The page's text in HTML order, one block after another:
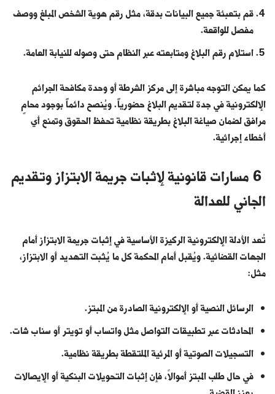
قم بتعبئة جميع البيانات بدقة، مثل رقم هوية الشخص المبلغ ووصف
مفصل للواقعة.
استلام رقم البلاغ ومتابعته عبر النظام حتى وصوله للنيابة العامة.
كما يمكن التوجه مباشرة إلى مركز الشرطة أو وحدة مكافحة الجرائم
الإلكترونية في جدة لتقديم البلاغ حضورياً. ويُنصح دائماً بوجود محامٍ
مرافق لضمان صياغة البلاغ بطريقة نظامية تحفظ الحقوق وتمنع أي
أخطاء إجرائية.
6 مسارات قانونية لإثبات جريمة الابتزاز وتقديم
الجاني للعدالة
تُعد الأدلة الإلكترونية الركيزة الأساسية في إثبات جريمة الابتزاز أمام
الجهات القضائية. ويُقبل أمام المحكمة كل ما يُثبت التهديد أو الابتزاز،
مثل:
الرسائل النصية أو الإلكترونية الصادرة من المبتز.
المحادثات عبر تطبيقات التواصل مثل واتساب أو تويتر أو سناب شات.
التسجيلات الصوتية أو المرئية الملتقطة بطريقة نظامية.
في حال طلب المبتز أموالاً، فإن إثبات التحويلات البنكية أو الإيصالات